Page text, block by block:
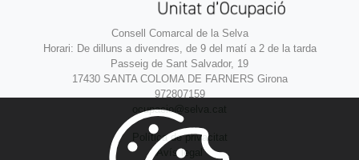
Consell Comarcal de la Selva
Horari: De dilluns a divendres, de 9 del matí a 2 de la tarda
Passeig de Sant Salvador, 19
17430 SANTA COLOMA DE FARNERS Girona
972807159
ocupacio@selva.cat
Política de privacitat
Avís legal